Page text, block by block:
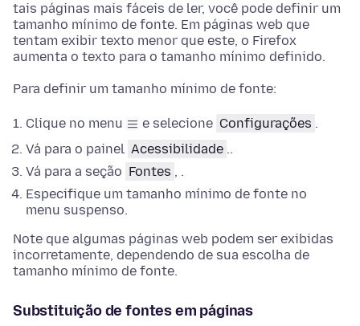
tais páginas mais fáceis de ler, você pode definir um
tamanho mínimo de fonte. Em páginas web que
tentam exibir texto menor que este, o Firefox
aumenta o texto para o tamanho mínimo definido.
Para definir um tamanho mínimo de fonte:
Clique no menu e selecione Configurações .
Vá para o painel Acessibilidade ..
Vá para a seção Fontes , .
Especifique um tamanho mínimo de fonte no
menu suspenso.
Note que algumas páginas web podem ser exibidas
incorretamente, dependendo de sua escolha de
tamanho mínimo de fonte.
Substituição de fontes em páginas